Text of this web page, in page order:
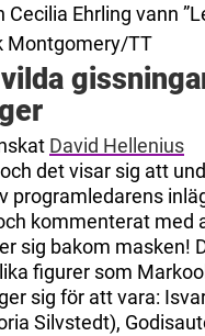
Ehrling vann
Montgomery/TT
David Hellenius
det visar sig att
programledarens
kommenterat med
sig bakom masken!
figurer som
sig för att vara:
Silvstedt),